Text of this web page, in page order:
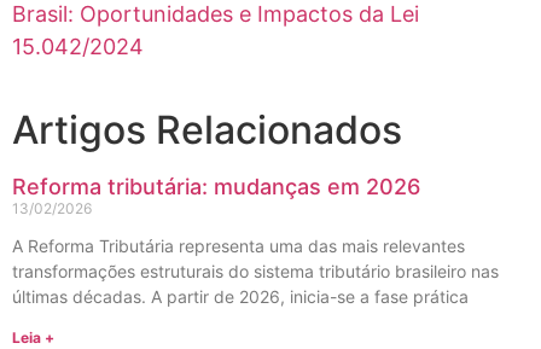
Brasil: Oportunidades e Impactos da Lei
15.042/2024
Artigos Relacionados
Reforma tributária: mudanças em 2026
13/02/2026
A Reforma Tributária representa uma das mais relevantes
transformações estruturais do sistema tributário brasileiro nas
últimas décadas. A partir de 2026, inicia-se a fase prática
Leia +